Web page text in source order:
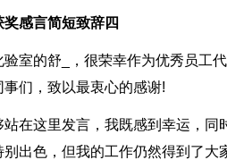
奖感言简短致辞四
验室的舒_，很荣幸作为优秀员工
们，致以最衷心的感谢!
站在这里发言，我既感到幸运，
出色，但我的工作仍然得到了